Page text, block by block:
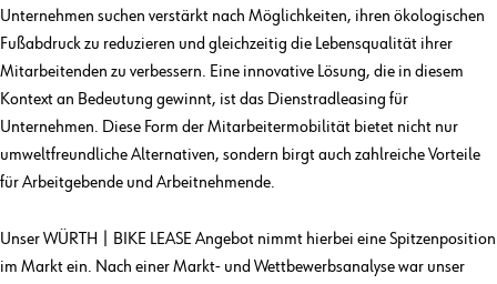
Unternehmen suchen verstärkt nach Möglichkeiten, ihren ökologischen
Fußabdruck zu reduzieren und gleichzeitig die Lebensqualität ihrer
Mitarbeitenden zu verbessern. Eine innovative Lösung, die in diesem
Kontext an Bedeutung gewinnt, ist das Dienstradleasing für
Unternehmen. Diese Form der Mitarbeitermobilität bietet nicht nur
umweltfreundliche Alternativen, sondern birgt auch zahlreiche Vorteile
für Arbeitgebende und Arbeitnehmende.
Unser WÜRTH | BIKE LEASE Angebot nimmt hierbei eine Spitzenposition
im Markt ein. Nach einer Markt- und Wettbewerbsanalyse war unser